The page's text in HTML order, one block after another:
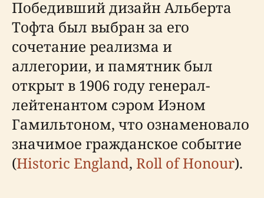
Победивший дизайн Альберта
Тофта был выбран за его
сочетание реализма и
аллегории, и памятник был
открыт в 1906 году генерал-
лейтенантом сэром Иэном
Гамильтоном, что ознаменовало
значимое гражданское событие
(Historic England, Roll of Honour).